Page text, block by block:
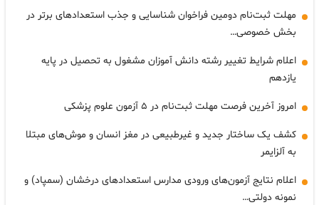
مهلت ثبت‌نام دومین فراخوان شناسایی و جذب استعدادهای برتر در
بخش خصوصی…
اعلام شرایط تغییر رشته دانش آموزان مشغول به تحصیل در پایه
یازدهم
امروز آخرین فرصت مهلت ثبت‌نام در ۵ آزمون علوم پزشکی
کشف یک ساختار جدید و غیرطبیعی در مغز انسان و موش‌های مبتلا
به آلزایمر
اعلام نتایج آزمون‌های ورودی مدارس استعدادهای درخشان (سمپاد) و
نمونه دولتی…